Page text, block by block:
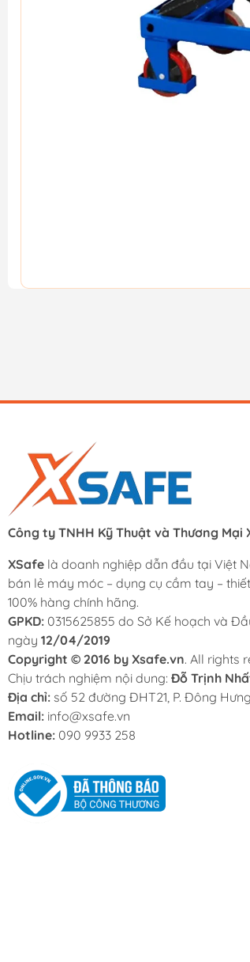
Công ty TNHH Kỹ Thuật và Thương Mại
XSafe là doanh nghiệp dẫn đầu tại Việt
bán lẻ máy móc – dụng cụ cầm tay –
100% hàng chính hãng.
GPKD: 0315625855 do Sở Kế hoạch và
ngày 12/04/2019
Copyright © 2016 by Xsafe.vn. All rights
Chịu trách nghiệm nội dung: Đỗ Trịnh
Địa chỉ: số 52 đường ĐHT21, P. Đông
Email: info@xsafe.vn
Hotline: 090 9933 258